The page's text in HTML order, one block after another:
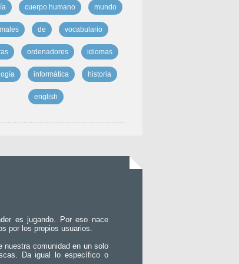
cuerpo humano mundo
de vocabulario
ordenadores idiomas
informática historia
english
es jugando. Por eso nace
por los propios usuarios.
nuestra comunidad en un solo
Da igual lo específico o